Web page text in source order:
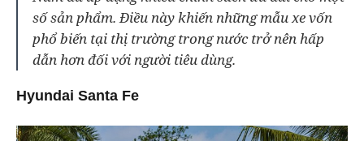
số sản phẩm. Điều này khiến những mẫu xe vốn
phổ biến tại thị trường trong nước trở nên hấp
dẫn hơn đối với người tiêu dùng.
Hyundai Santa Fe